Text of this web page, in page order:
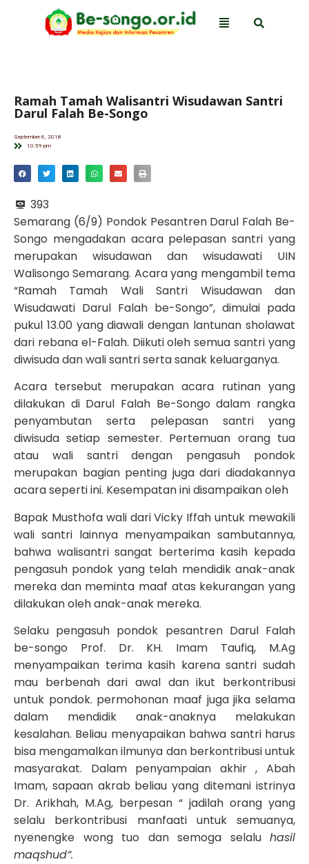
Ramah Tamah Walisantri Wisudawan Santri
Darul Falah Be-Songo
September 6, 2018
10:59 pm
393
Semarang (6/9) Pondok Pesantren Darul Falah Be-
Songo mengadakan acara pelepasan santri yang
merupakan wisudawan dan wisudawati UIN
Walisongo Semarang. Acara yang mengambil tema
“Ramah Tamah Wali Santri Wisudawan dan
Wisudawati Darul Falah be-Songo”, dimulai pada
pukul 13.00 yang diawali dengan lantunan sholawat
dari rebana el-Falah. Diikuti oleh semua santri yang
diwisuda dan wali santri serta sanak keluarganya.
Acara tersebut merupakan acara rutinan yang
dilakukan di Darul Falah Be-Songo dalam rangka
penyambutan serta pelepasan santri yang
diwisuda setiap semester. Pertemuan orang tua
atau wali santri dengan pengasuh pondok
merupakan bagian penting juga dari diadakannya
acara seperti ini. Kesempatan ini disampaikan oleh
Bapak Musthofa wali dari Vicky Iffah untuk mewakili
wali santri lainnya menyampaikan sambutannya,
bahwa walisantri sangat berterima kasih kepada
pengasuh pondok yang telah mendidik anak-anak
mereka dan meminta maaf atas kekurangan yang
dilakukan oleh anak-anak mereka.
Selaku pengasuh pondok pesantren Darul Falah
be-songo Prof. Dr. KH. Imam Taufiq, M.Ag
menyampaikan terima kasih karena santri sudah
mau berbenah dari awal dan ikut berkontribusi
untuk pondok. permohonan maaf juga jika selama
dalam mendidik anak-anaknya melakukan
kesalahan. Beliau menyapaikan bahwa santri harus
bisa mengamalkan ilmunya dan berkontribusi untuk
masyarakat. Dalam penyampaian akhir , Abah
Imam, sapaan akrab beliau yang ditemani istrinya
Dr. Arikhah, M.Ag, berpesan “ jadilah orang yang
selalu berkontribusi manfaati untuk semuanya,
nyenengke wong tuo dan semoga selalu hasil
maqshud”.